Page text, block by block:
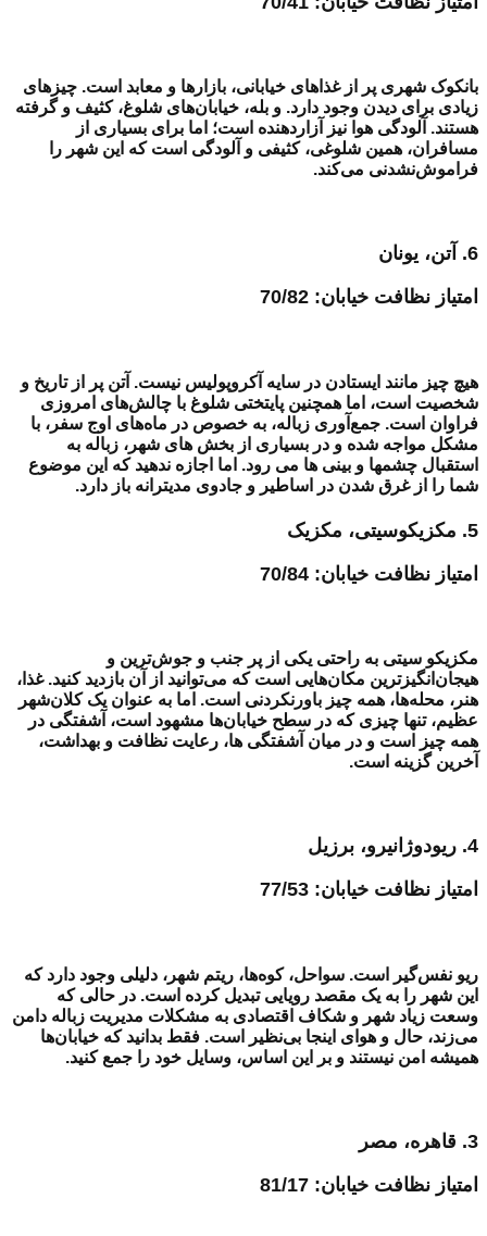
بانکوک شهری پر از غذاهای خیابانی، بازارها و معابد است. چیزهای
زیادی برای دیدن وجود دارد. و بله، خیابان‌های شلوغ، کثیف و گرفته
هستند. آلودگی هوا نیز آزاردهنده است؛ اما برای بسیاری از
مسافران، همین شلوغی، کثیفی و آلودگی است که این شهر را
فراموش‌نشدنی می‌کند.
6. آتن، یونان
امتیاز نظافت خیابان: 70/82
هیچ چیز مانند ایستادن در سایه آکروپولیس نیست. آتن پر از تاریخ و
شخصیت است، اما همچنین پایتختی شلوغ با چالش‌های امروزی
فراوان است. جمع‌آوری زباله، به خصوص در ماه‌های اوج سفر، با
مشکل مواجه شده و در بسیاری از بخش های شهر، زباله به
استقبال چشمها و بینی ها می رود. اما اجازه ندهید که این موضوع
شما را از غرق شدن در اساطیر و جادوی مدیترانه باز دارد.
5. مکزیکوسیتی، مکزیک
امتیاز نظافت خیابان: 70/84
مکزیکو سیتی به راحتی یکی از پر جنب و جوش‌ترین و
هیجان‌انگیزترین مکان‌هایی است که می‌توانید از آن بازدید کنید. غذا،
هنر، محله‌ها، همه چیز باورنکردنی است. اما به عنوان یک کلان‌شهر
عظیم، تنها چیزی که در سطح خیابان‌ها مشهود است، آشفتگی در
همه چیز است و در میان آشفتگی ها، رعایت نظافت و بهداشت،
آخرین گزینه است.
4. ریودوژانیرو، برزیل
امتیاز نظافت خیابان‌: 77/53
ریو نفس‌گیر است. سواحل، کوه‌ها، ریتم شهر، دلیلی وجود دارد که
این شهر را به یک مقصد رویایی تبدیل کرده است. در حالی که
وسعت زیاد شهر و شکاف اقتصادی به مشکلات مدیریت زباله دامن
می‌زند، حال و هوای اینجا بی‌نظیر است. فقط بدانید که خیابان‌ها
همیشه امن نیستند و بر این اساس، وسایل خود را جمع کنید.
3. قاهره، مصر
امتیاز نظافت خیابان: 81/17